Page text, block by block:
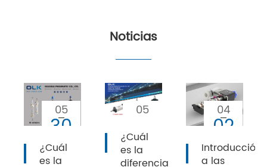
Noticias
05
25
24
es la
diferencia
04
02
24
Introducción
a las
04
02
24
Primeros
pasos